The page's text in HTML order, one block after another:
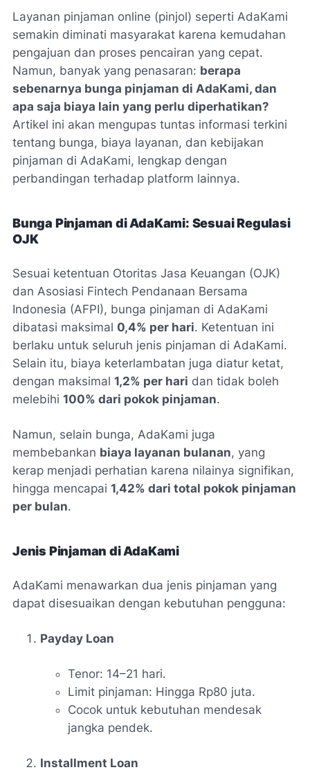
Layanan pinjaman online (pinjol) seperti AdaKami
semakin diminati masyarakat karena kemudahan
pengajuan dan proses pencairan yang cepat.
Namun, banyak yang penasaran: berapa
sebenarnya bunga pinjaman di AdaKami, dan
apa saja biaya lain yang perlu diperhatikan?
Artikel ini akan mengupas tuntas informasi terkini
tentang bunga, biaya layanan, dan kebijakan
pinjaman di AdaKami, lengkap dengan
perbandingan terhadap platform lainnya.
Bunga Pinjaman di AdaKami: Sesuai Regulasi
OJK
Sesuai ketentuan Otoritas Jasa Keuangan (OJK)
dan Asosiasi Fintech Pendanaan Bersama
Indonesia (AFPI), bunga pinjaman di AdaKami
dibatasi maksimal 0,4% per hari. Ketentuan ini
berlaku untuk seluruh jenis pinjaman di AdaKami.
Selain itu, biaya keterlambatan juga diatur ketat,
dengan maksimal 1,2% per hari dan tidak boleh
melebihi 100% dari pokok pinjaman.
Namun, selain bunga, AdaKami juga
membebankan biaya layanan bulanan, yang
kerap menjadi perhatian karena nilainya signifikan,
hingga mencapai 1,42% dari total pokok pinjaman
per bulan.
Jenis Pinjaman di AdaKami
AdaKami menawarkan dua jenis pinjaman yang
dapat disesuaikan dengan kebutuhan pengguna:
Payday Loan
Tenor: 14–21 hari.
Limit pinjaman: Hingga Rp80 juta.
Cocok untuk kebutuhan mendesak
jangka pendek.
Installment Loan